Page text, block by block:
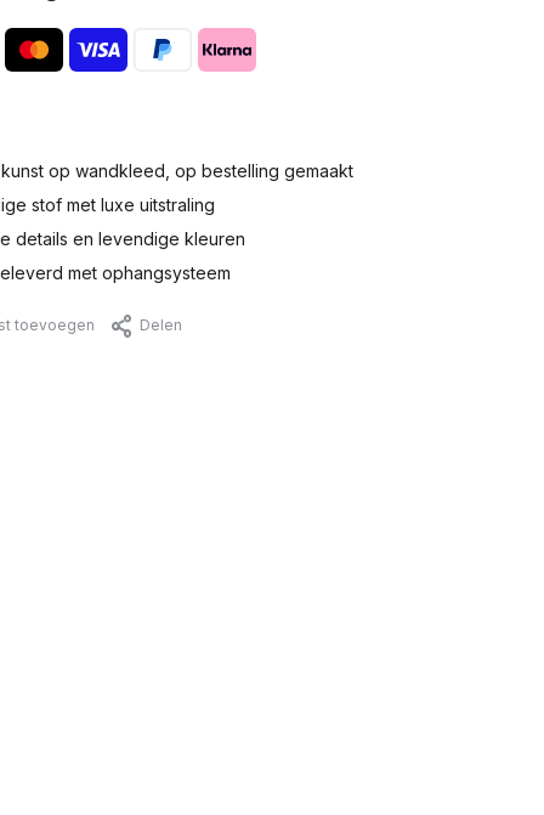
op wandkleed, op bestelling gemaakt
stof met luxe uitstraling
details en levendige kleuren
met ophangsysteem
toevoegen Delen